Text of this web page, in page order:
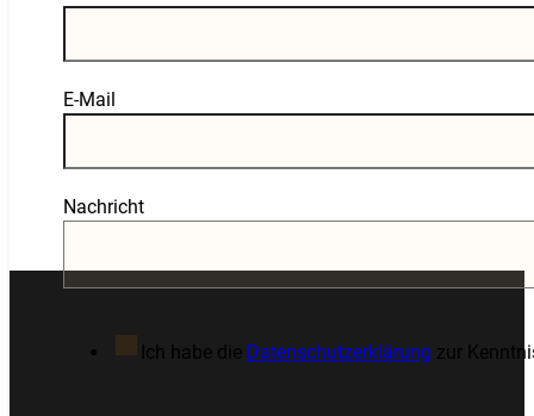
E-Mail
Nachricht
Ich habe die Datenschutzerklärung zur